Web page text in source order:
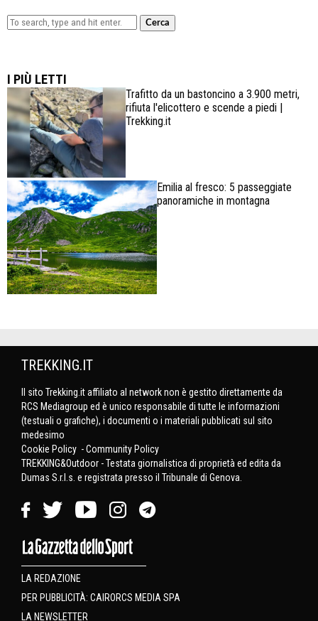
Cerca
I PIÙ LETTI
Trafitto da un bastoncino a 3.900 metri,
rifiuta l'elicottero e scende a piedi |
Trekking.it
Emilia al fresco: 5 passeggiate
panoramiche in montagna
TREKKING.IT
Il sito Trekking.it affiliato al network non è gestito direttamente da
RCS Mediagroup ed è unico responsabile di tutte le informazioni
(testuali o grafiche), i documenti o i materiali pubblicati sul sito
medesimo
Cookie Policy -Community Policy
TREKKING&Outdoor - Testata giornalistica di proprietà ed edita da
Dumas S.r.l.s. e registrata presso il Tribunale di Genova.
LA REDAZIONE
PER PUBBLICITÀ: CAIRORCS MEDIA SPA
LA NEWSLETTER